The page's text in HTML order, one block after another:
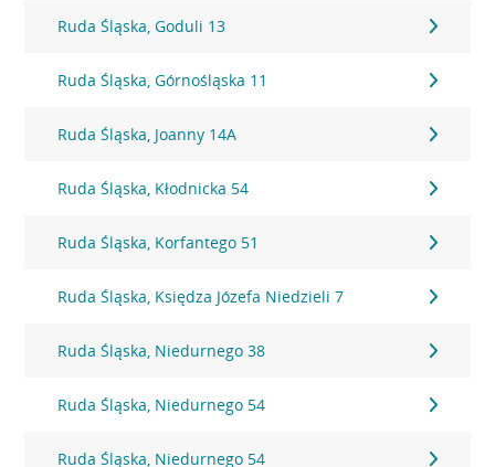
Ruda Śląska, Goduli 13
Ruda Śląska, Górnośląska 11
Ruda Śląska, Joanny 14A
Ruda Śląska, Kłodnicka 54
Ruda Śląska, Korfantego 51
Ruda Śląska, Księdza Józefa Niedzieli 7
Ruda Śląska, Niedurnego 38
Ruda Śląska, Niedurnego 54
Ruda Śląska, Niedurnego 54